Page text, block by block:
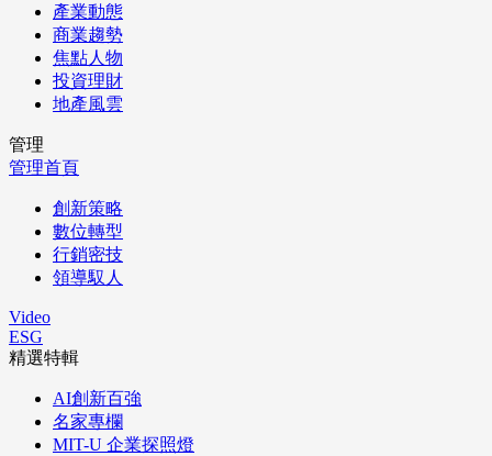
產業動態
商業趨勢
焦點人物
投資理財
地產風雲
管理
管理首頁
創新策略
數位轉型
行銷密技
領導馭人
Video
ESG
精選特輯
AI創新百強
名家專欄
MIT-U 企業探照燈